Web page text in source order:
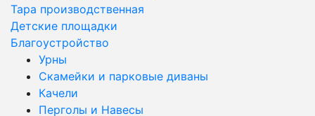
Тара производственная
Детские площадки
Благоустройство
Урны
Скамейки и парковые диваны
Качели
Перголы и Навесы